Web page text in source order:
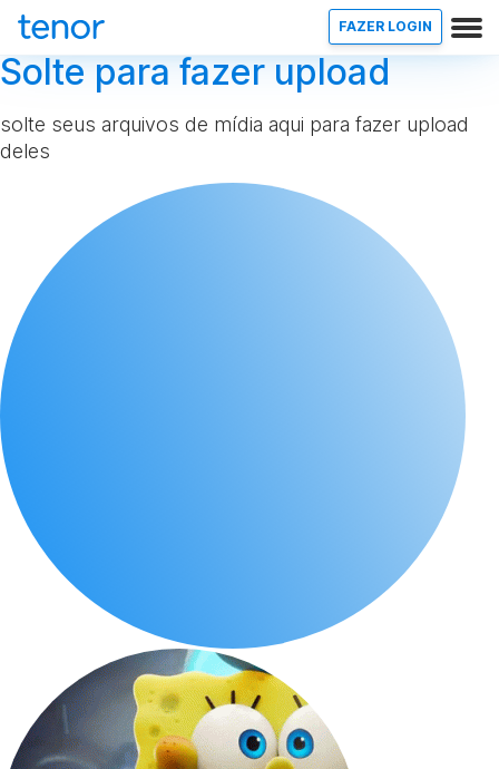
FAZER LOGIN
Solte para fazer upload
solte seus arquivos de mídia aqui para fazer upload
deles